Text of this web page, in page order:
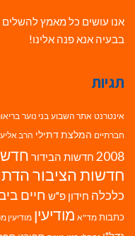
אנו עושים כל מאמץ
בבעיה אנא פנה אלינו!
תגיות
אינטרנט אתר השבוע בני נוער
חברתיים המלצת דתילי הרב
2008 חדשות הבידור
חדשות הציבור
כלכלה חידון פ"ש חיים
כתבות מד"א מודיעין מודיעין